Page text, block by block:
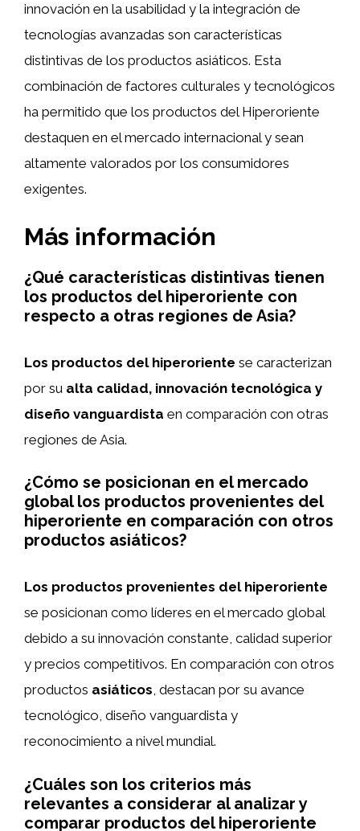
innovación en la usabilidad y la integración de
tecnologías avanzadas son características
distintivas de los productos asiáticos. Esta
combinación de factores culturales y tecnológicos
ha permitido que los productos del Hiperoriente
destaquen en el mercado internacional y sean
altamente valorados por los consumidores
exigentes.
Más información
¿Qué características distintivas tienen
los productos del hiperoriente con
respecto a otras regiones de Asia?
Los productos del hiperoriente se caracterizan
por su alta calidad, innovación tecnológica y
diseño vanguardista en comparación con otras
regiones de Asia.
¿Cómo se posicionan en el mercado
global los productos provenientes del
hiperoriente en comparación con otros
productos asiáticos?
Los productos provenientes del hiperoriente
se posicionan como líderes en el mercado global
debido a su innovación constante, calidad superior
y precios competitivos. En comparación con otros
productos asiáticos, destacan por su avance
tecnológico, diseño vanguardista y
reconocimiento a nivel mundial.
¿Cuáles son los criterios más
relevantes a considerar al analizar y
comparar productos del hiperoriente